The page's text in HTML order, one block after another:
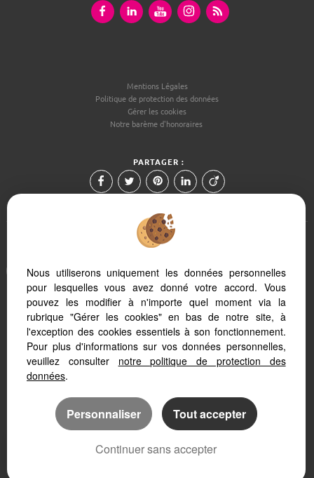
Mentions Légales
Politique de protection des données
Gérer les cookies
Notre barème d'honoraires
PARTAGER :
PC, votre tablette ou votre smartphone, notre site s'adapte
automatiquement aux différents types d'écrans
Logiciel transaction
Création site internet
Référencement site immobilier
Nous utiliserons uniquement les données personnelles
pour lesquelles vous avez donné votre accord. Vous
pouvez les modifier à n'importe quel moment via la
rubrique "Gérer les cookies" en bas de notre site, à
l'exception des cookies essentiels à son fonctionnement.
Pour plus d'informations sur vos données personnelles,
veuillez consulter notre politique de protection des
données.
Personnaliser Tout accepter
Continuer sans accepter